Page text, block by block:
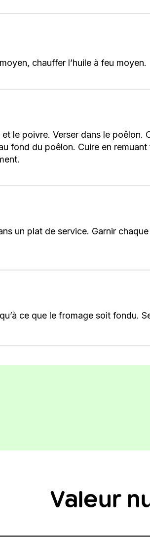
chauffer l’huile à feu moyen.
le poivre. Verser dans le poêlon.
fond du poêlon. Cuire en
un plat de service. Garnir
ce que le fromage soit fondu.
Valeur